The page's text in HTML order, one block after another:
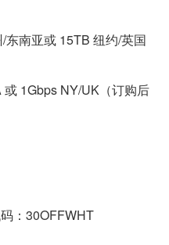
南亚或 15TB 纽约/英国
1Gbps NY/UK（订购后
：30OFFWHT